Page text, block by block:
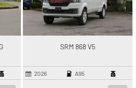
SRM 868 V5
2026 A95